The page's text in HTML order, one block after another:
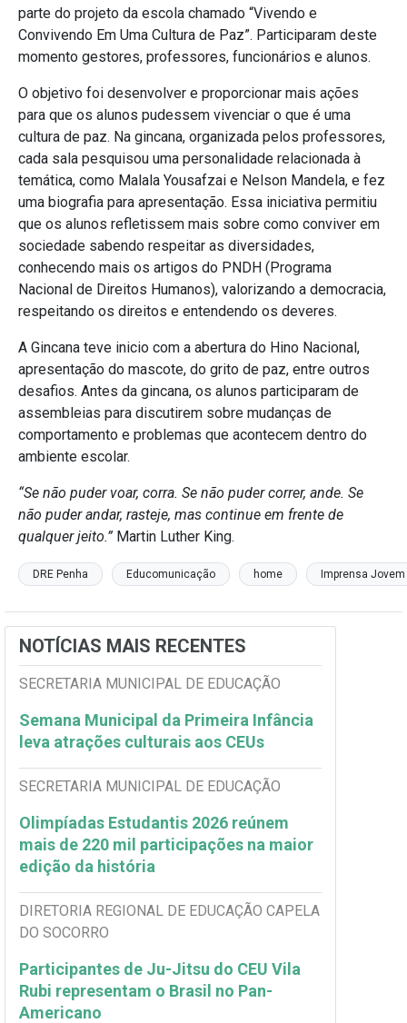
parte do projeto da escola chamado “Vivendo e
Convivendo Em Uma Cultura de Paz”. Participaram deste
momento gestores, professores, funcionários e alunos.
O objetivo foi desenvolver e proporcionar mais ações
para que os alunos pudessem vivenciar o que é uma
cultura de paz. Na gincana, organizada pelos professores,
cada sala pesquisou uma personalidade relacionada à
temática, como Malala Yousafzai e Nelson Mandela, e fez
uma biografia para apresentação. Essa iniciativa permitiu
que os alunos refletissem mais sobre como conviver em
sociedade sabendo respeitar as diversidades,
conhecendo mais os artigos do PNDH (Programa
Nacional de Direitos Humanos), valorizando a democracia,
respeitando os direitos e entendendo os deveres.
A Gincana teve inicio com a abertura do Hino Nacional,
apresentação do mascote, do grito de paz, entre outros
desafios. Antes da gincana, os alunos participaram de
assembleias para discutirem sobre mudanças de
comportamento e problemas que acontecem dentro do
ambiente escolar.
“Se não puder voar, corra. Se não puder correr, ande. Se
não puder andar, rasteje, mas continue em frente de
qualquer jeito.” Martin Luther King.
DRE Penha Educomunicação home Imprensa Jovem
NOTÍCIAS MAIS RECENTES
SECRETARIA MUNICIPAL DE EDUCAÇÃO
Semana Municipal da Primeira Infância
leva atrações culturais aos CEUs
SECRETARIA MUNICIPAL DE EDUCAÇÃO
Olimpíadas Estudantis 2026 reúnem
mais de 220 mil participações na maior
edição da história
DIRETORIA REGIONAL DE EDUCAÇÃO CAPELA
DO SOCORRO
Participantes de Ju-Jitsu do CEU Vila
Rubi representam o Brasil no Pan-
Americano